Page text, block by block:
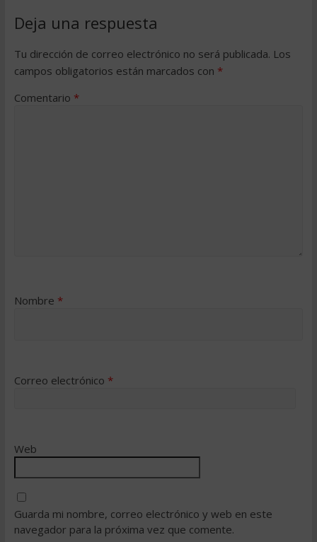
Deja una respuesta
Tu dirección de correo electrónico no será publicada. Los
campos obligatorios están marcados con *
Comentario *
Nombre *
Correo electrónico *
Web
Guarda mi nombre, correo electrónico y web en este
navegador para la próxima vez que comente.